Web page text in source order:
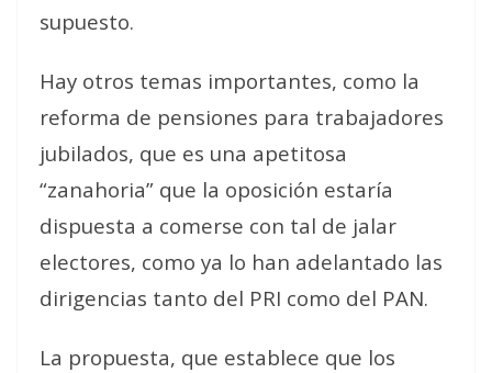
supuesto.
Hay otros temas importantes, como la
reforma de pensiones para trabajadores
jubilados, que es una apetitosa
“zanahoria” que la oposición estaría
dispuesta a comerse con tal de jalar
electores, como ya lo han adelantado las
dirigencias tanto del PRI como del PAN.
La propuesta, que establece que los